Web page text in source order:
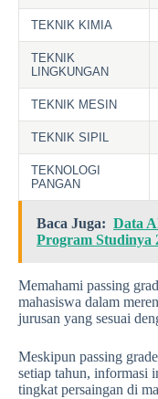
TEKNIK KIMIA
TEKNIK
LINGKUNGAN
TEKNIK MESIN
TEKNIK SIPIL
TEKNOLOGI
PANGAN
Baca Juga: Data
Program Studinya
Memahami passing
mahasiswa dalam
jurusan yang sesuai
Meskipun passing
setiap tahun, informasi
tingkat persaingan di